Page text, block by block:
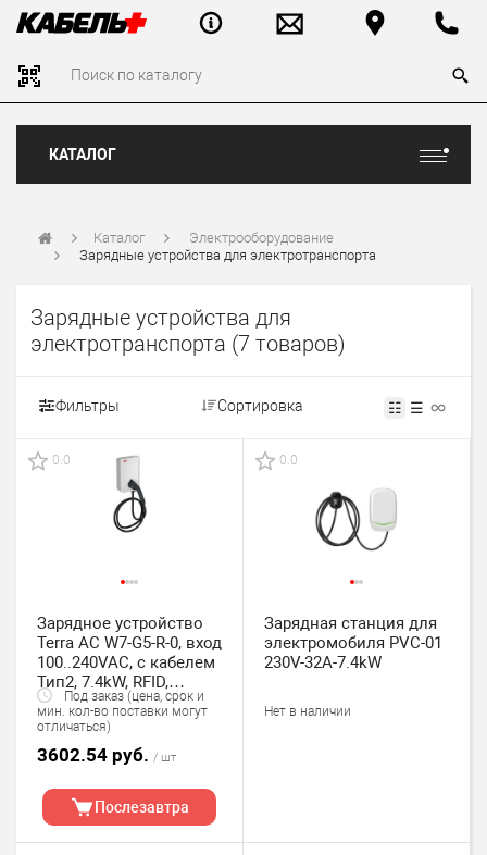
КАТАЛОГ
Каталог
Электрооборудование
Зарядные устройства для электротранспорта
Зарядные устройства для
электротранспорта (7 товаров)
Фильтры Сортировка ☷ ☰
0.0
Зарядное устройство
Terra AC W7-G5-R-0, вход
100..240VAC, с кабелем
Тип2, 7.4kW, RFID,
1xEthernet, IP54
Под заказ (цена, срок и
мин. кол-во поставки могут
отличаться)
3602.54 руб. / шт
Послезавтра
0.0
Зарядная станция для
электромобиля PVC-01
230V-32A-7.4kW
Нет в наличии